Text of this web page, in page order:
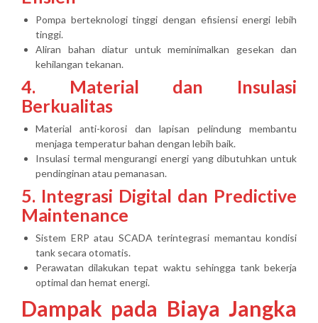
Pompa berteknologi tinggi dengan efisiensi energi lebih
tinggi.
Aliran bahan diatur untuk meminimalkan gesekan dan
kehilangan tekanan.
4. Material dan Insulasi
Berkualitas
Material anti-korosi dan lapisan pelindung membantu
menjaga temperatur bahan dengan lebih baik.
Insulasi termal mengurangi energi yang dibutuhkan untuk
pendinginan atau pemanasan.
5. Integrasi Digital dan Predictive
Maintenance
Sistem ERP atau SCADA terintegrasi memantau kondisi
tank secara otomatis.
Perawatan dilakukan tepat waktu sehingga tank bekerja
optimal dan hemat energi.
Dampak pada Biaya Jangka